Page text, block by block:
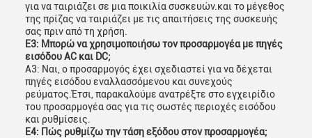
για να ταιριάζει σε μια ποικιλία συσκευών.και το μέγεθος
της πρίζας να ταιριάζει με τις απαιτήσεις της συσκευής
σας πριν από τη χρήση.
Ε3: Μπορώ να χρησιμοποιήσω τον προσαρμογέα με πηγές
εισόδου AC και DC;
Α3: Ναι, ο προσαρμογός έχει σχεδιαστεί για να δέχεται
πηγές εισόδου εναλλασσόμενου και συνεχούς
ρεύματος.Έτσι, παρακαλούμε ανατρέξτε στο εγχειρίδιο
του προσαρμογέα σας για τις σωστές περιοχές εισόδου
και ρυθμίσεις.
Ε4: Πώς ρυθμίζω την τάση εξόδου στον προσαρμογέα;